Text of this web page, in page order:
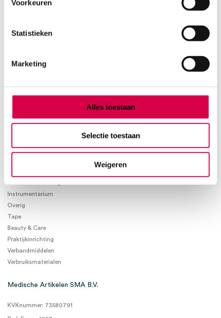
Voorkeuren
Statistieken
Marketing
Alles toestaan
Selectie toestaan
Weigeren
SCHÜLKE
92.41
Product categorieën
Instrumentarium
Overig
Tape
Beauty & Care
Praktijkinrichting
Verbandmiddelen
Verbruiksmaterialen
Medische Artikelen SMA B.V.
KVKnummer: 73580791